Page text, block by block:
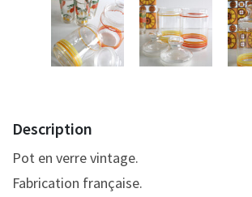
Description
Pot en verre vintage.
Fabrication française.